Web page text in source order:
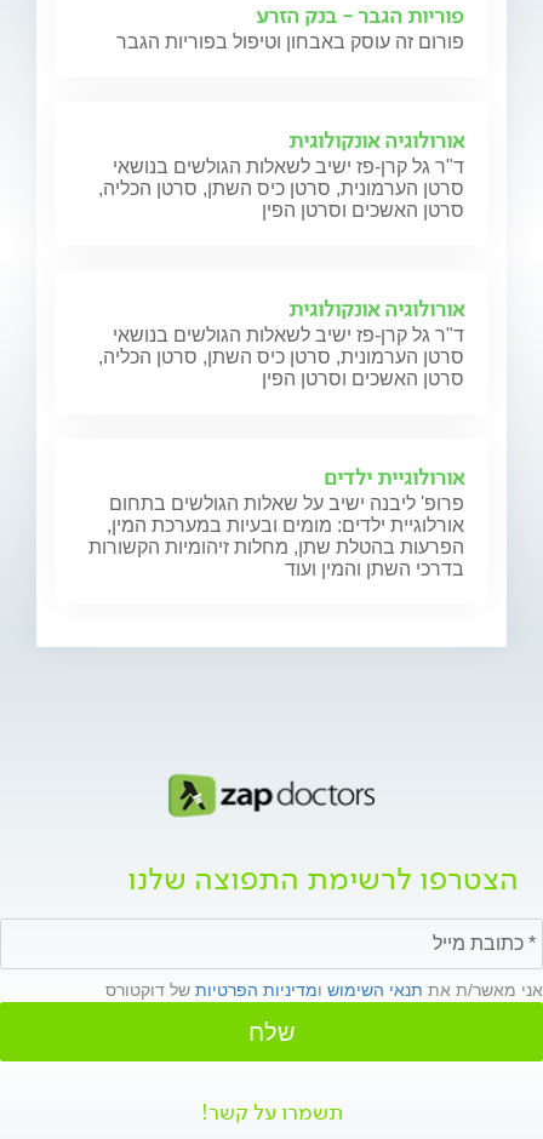
פוריות הגבר - בנק הזרע
פורום זה עוסק באבחון וטיפול בפוריות הגבר
אורולוגיה אונקולוגית
ד"ר גל קרן-פז ישיב לשאלות הגולשים בנושאי
סרטן הערמונית, סרטן כיס השתן, סרטן הכליה,
סרטן האשכים וסרטן הפין
אורולוגיה אונקולוגית
ד"ר גל קרן-פז ישיב לשאלות הגולשים בנושאי
סרטן הערמונית, סרטן כיס השתן, סרטן הכליה,
סרטן האשכים וסרטן הפין
אורולוגיית ילדים
פרופ' ליבנה ישיב על שאלות הגולשים בתחום
אורלוגיית ילדים: מומים ובעיות במערכת המין,
הפרעות בהטלת שתן, מחלות זיהומיות הקשורות
בדרכי השתן והמין ועוד
הצטרפו לרשימת התפוצה שלנו
אני מאשר/ת את תנאי השימוש ומדיניות הפרטיות של דוקטורס
שלח
תשמרו על קשר!